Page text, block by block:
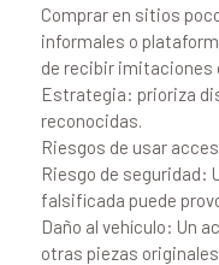
Comprar en sitios
informales o
de recibir imitaciones
Estrategia: prioriza
reconocidas.
Riesgos de usar
Riesgo de seguridad:
falsificada puede
Daño al vehículo: Un
otras piezas